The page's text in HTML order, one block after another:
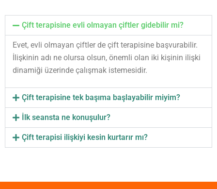
Çift terapisine evli olmayan çiftler gidebilir mi?
Evet, evli olmayan çiftler de çift terapisine başvurabilir.
İlişkinin adı ne olursa olsun, önemli olan iki kişinin ilişki
dinamiği üzerinde çalışmak istemesidir.
Çift terapisine tek başıma başlayabilir miyim?
İlk seansta ne konuşulur?
Çift terapisi ilişkiyi kesin kurtarır mı?